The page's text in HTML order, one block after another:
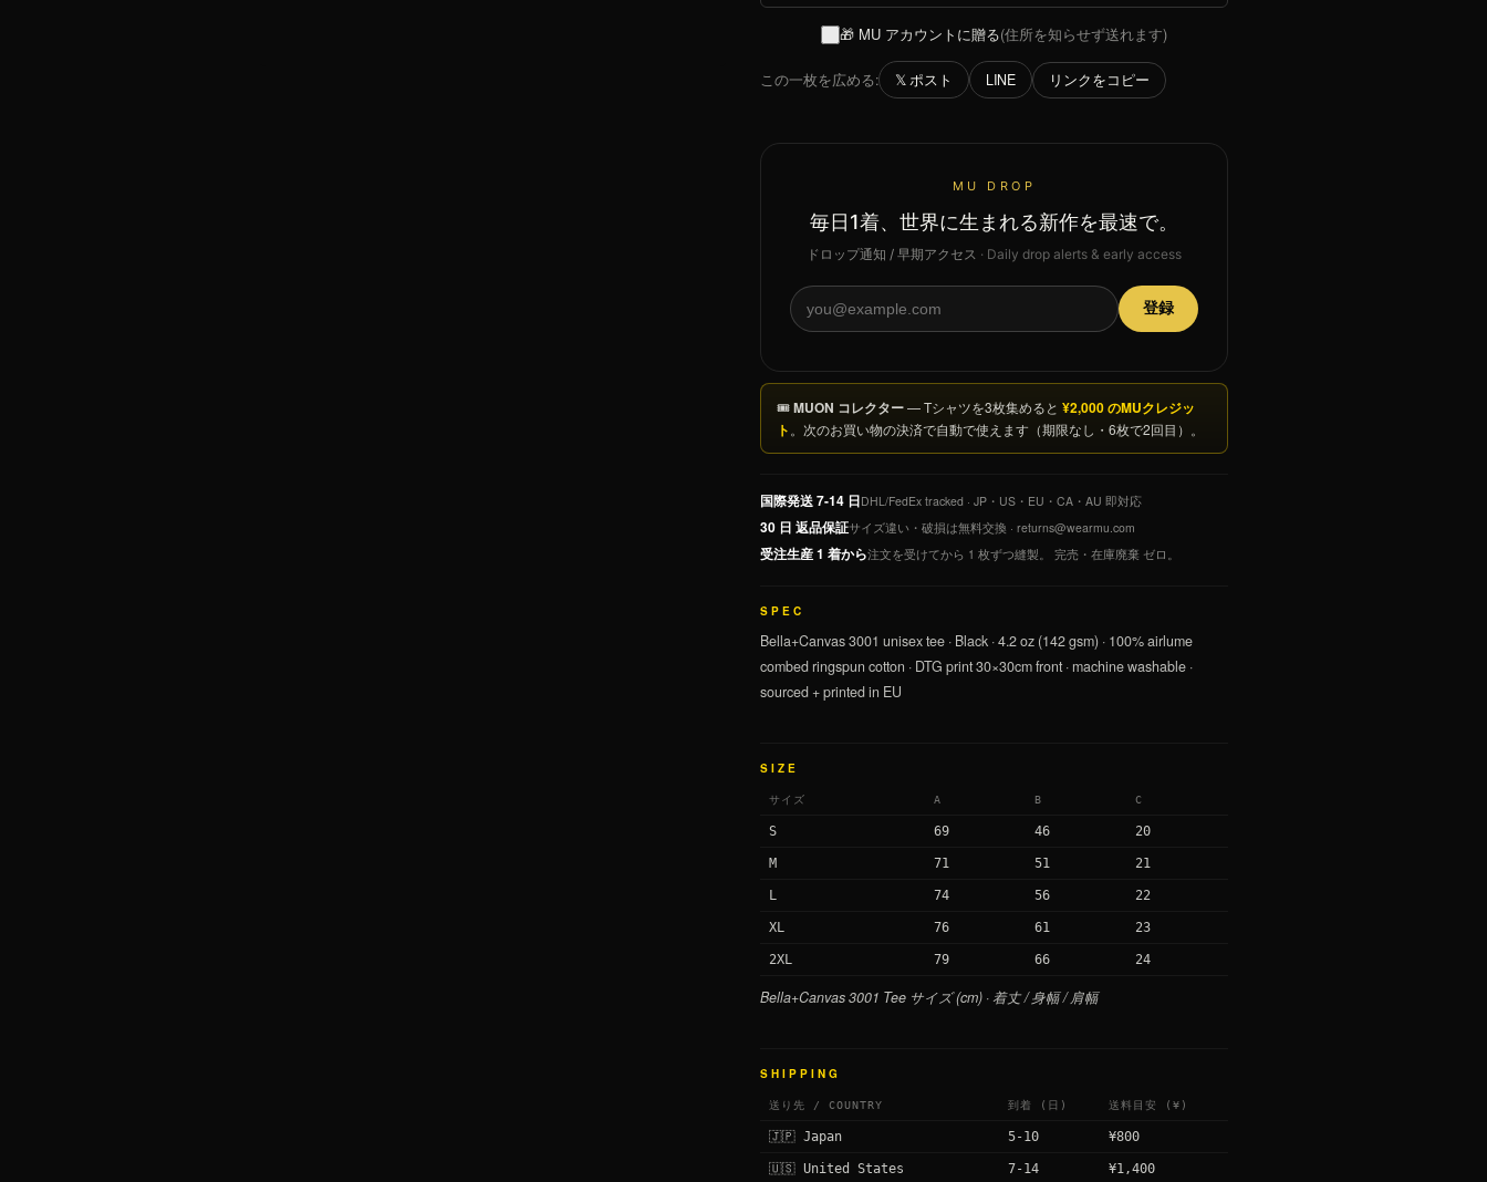
🎁 MU アカウントに贈る(住所を知らせず送れます)
この一枚を広める: 𝕏 ポスト LINE リンクをコピー
MU DROP
毎日1着、世界に生まれる新作を最速で。
ドロップ通知 / 早期アクセス · Daily drop alerts & early access
登録
🎟MUON コレクター— Tシャツを3枚集めると ¥2,000 のMUクレジッ
ト 。次のお買い物の決済で自動で使えます（期限なし・6枚で2回目）。
国際発送 7-14 日DHL/FedEx tracked · JP・US・EU・CA・AU 即対応
30 日 返品保証サイズ違い・破損は無料交換 · returns@wearmu.com
受注生産 1 着から注文を受けてから 1 枚ずつ縫製。 完売・在庫廃棄 ゼロ。
SPEC
Bella+Canvas 3001 unisex tee · Black · 4.2 oz (142 gsm) · 100% airlume
combed ringspun cotton · DTG print 30×30cm front · machine washable ·
sourced + printed in EU
SIZE
サイズ A B C
S 69 46 20
M 71 51 21
L 74 56 22
XL 76 61 23
2XL 79 66 24
Bella+Canvas 3001 Tee サイズ (cm) · 着丈 / 身幅 / 肩幅
SHIPPING
送り先 / COUNTRY 到着 (日) 送料目安 (¥)
🇯🇵 Japan 5-10 ¥800
🇺🇸 United States 7-14 ¥1,400